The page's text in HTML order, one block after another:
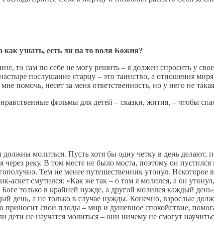
узнать, есть ли на то воля Божия?
то сам по себе не могу решить – я должен спросить у
послушание старцу – это таинство, а отношения
помочь, несет за меня ответственность, но у него не
фильмы для детей – сказки, жития, – чтобы
молиться. Пусть хотя бы одну четку в день
реку. В том месте не было моста, поэтому он
Тем не менее путешественник утонул. Некоторое
смутился: «Как же так – о том я молился, а он
только в крайней нужде, а другой молился каждый
день, а не только в случае нужды. Конечно, взрослые
свои плоды – мир и душевное спокойствие,
не научатся молиться – они ничему не смогут